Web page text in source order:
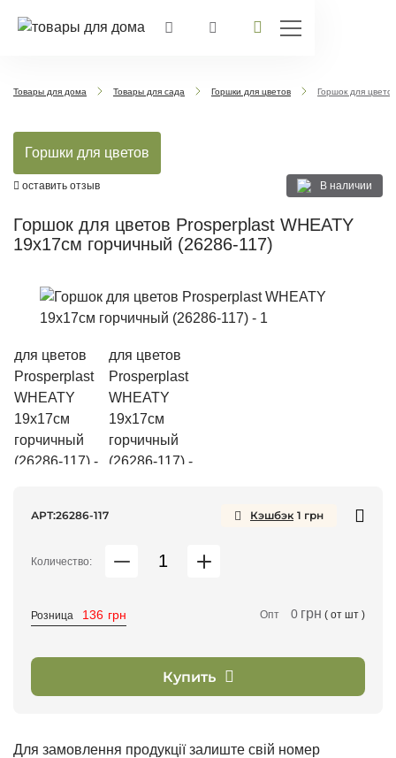
Товары для дома Товары для сада Горшки для цветов Горшок для
Горшки для цветов
Горшок для цветов Prosperplast WHEATY
19х17см горчичный (26286-117)
оставить отзыв В наличии
АРТ:26286-117 Кэшбэк 1 грн
Количество:
Розница 136 грн Опт 0 грн ( от шт )
Купить
Для замовлення продукції залиште свій номер